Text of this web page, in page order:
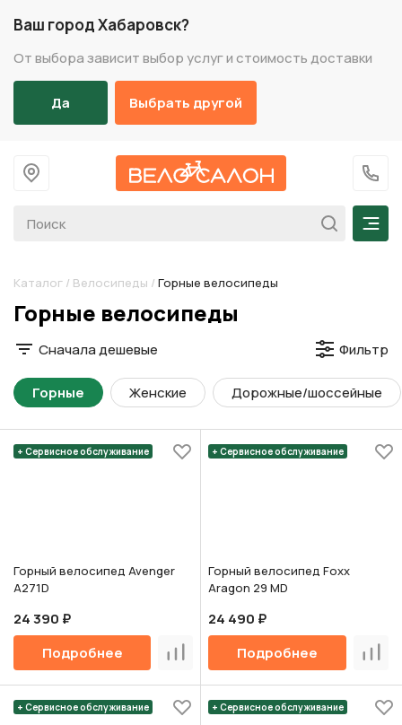
Ваш город Хабаровск?
От выбора зависит выбор услуг и стоимость доставки
Да Выбрать другой
На главную
+7
Каталог / Велосипеды / Горные велосипеды
Разделы каталога
Горные велосипеды
Сначала дешевые Фильтр
Горные Женские Дорожные/шоссейные
+ Сервисное обслуживание
Горный велосипед Avenger
A271D
24 390 ₽
Подробнее
Сравнить
+ Сервисное обслуживание
Горный велосипед Foxx
Aragon 29 MD
24 490 ₽
Подробнее
+ Сервисное обслуживание + Сервисное обслуживание